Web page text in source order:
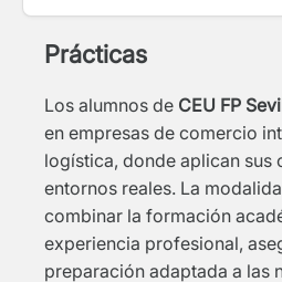
Prácticas
Los alumnos de CEU FP
en empresas de comercio
logística, donde aplican sus
entornos reales. La
combinar la formación
experiencia profesional,
preparación adaptada a las